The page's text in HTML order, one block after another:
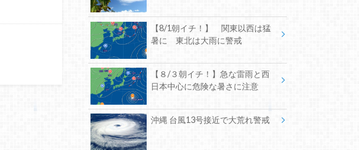
【8/1朝イチ！】 関東以西は猛
暑に 東北は大雨に警戒
【８/３朝イチ！】急な雷雨と西
日本中心に危険な暑さに注意
沖縄 台風13号接近で大荒れ警戒